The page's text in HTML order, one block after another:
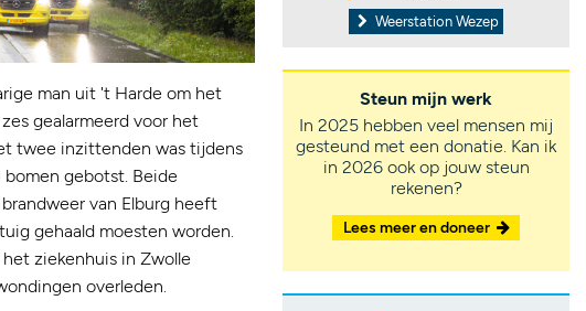
man uit 't Harde om het
gealarmeerd voor het
twee inzittenden was tijdens
gebotst. Beide
van Elburg heeft
gehaald moesten worden.
ziekenhuis in Zwolle
overleden.
Weerstation Wezep
Steun mijn werk
In 2025 hebben veel mensen mij
gesteund met een donatie. Kan ik
in 2026 ook op jouw steun
rekenen?
Lees meer en doneer